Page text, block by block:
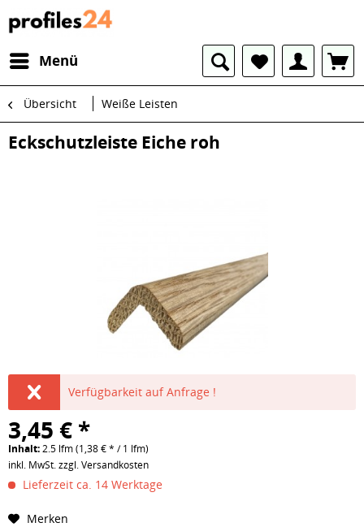
Menü
Übersicht Weiße Leisten
Eckschutzleiste Eiche roh
Verfügbarkeit auf Anfrage !
3,45 € *
Inhalt:2.5 lfm (1,38 € * / 1 lfm)
inkl. MwSt.zzgl. Versandkosten
Lieferzeit ca. 14 Werktage
Merken